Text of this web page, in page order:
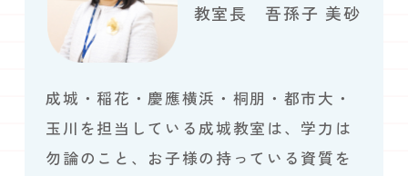
教室長 吾孫子 美砂
成城・稲花・慶應横浜・桐朋・都市大・
玉川を担当している成城教室は、学力は
勿論のこと、お子様の持っている資質を